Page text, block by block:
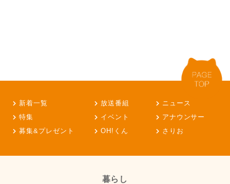
新着一覧 放送番組
ニュース
特集
イベント
アナウンサー
募集&プレゼント
OH!くん さりお
暮らし